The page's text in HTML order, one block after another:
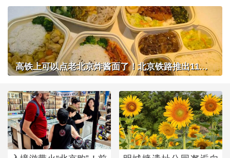
高铁上可以点老北京炸酱面了！北京铁路推出11款新品高铁餐